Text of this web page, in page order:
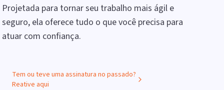
Projetada para tornar seu trabalho mais ágil e
seguro, ela oferece tudo o que você precisa para
atuar com confiança.
Tem ou teve uma assinatura no passado?
Reative aqui